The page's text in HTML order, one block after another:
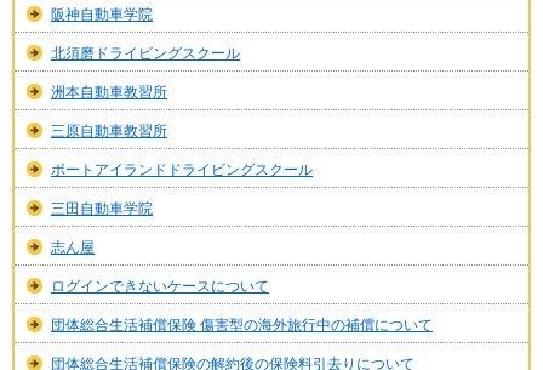
阪神自動車学院
北須磨ドライビングスクール
洲本自動車教習所
三原自動車教習所
ポートアイランドドライビングスクール
三田自動車学院
志ん屋
ログインできないケースについて
団体総合生活補償保険 傷害型の海外旅行中の補償について
団体総合生活補償保険の解約後の保険料引去りについて